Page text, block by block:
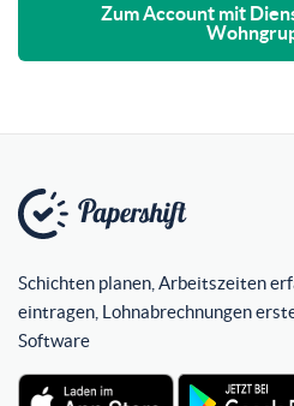
Zum Account mit
Schichten planen, Arbeitszeiten
eintragen, Lohnabrechnungen
Software